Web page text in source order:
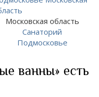
Московская область
Санаторий
Подмосковье
ванны» есть